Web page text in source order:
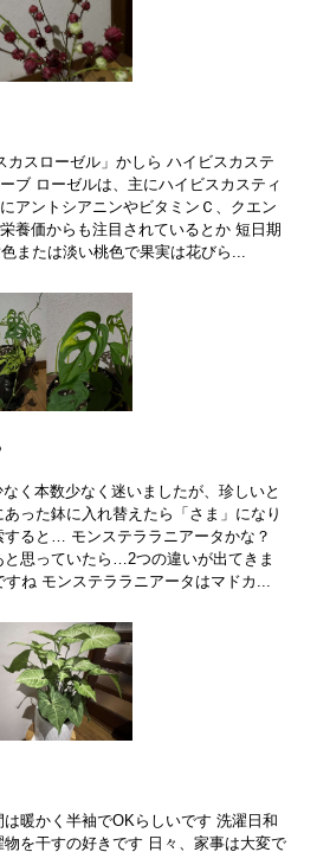
スローゼル」かしら ハイビスカステ
ブ ローゼルは、主にハイビスカスティ
アントシアニンやビタミンＣ、クエン
養価からも注目されているとか 短日期
または淡い桃色で果実は花びら...
く本数少なく迷いましたが、珍しいと
った鉢に入れ替えたら「さま」になり
すると… モンステララニアータかな？
思っていたら…2つの違いが出てきま
すね モンステララニアータはマドカ...
暖かく半袖でOKらしいです 洗濯日和
を干すの好きです 日々、家事は大変で